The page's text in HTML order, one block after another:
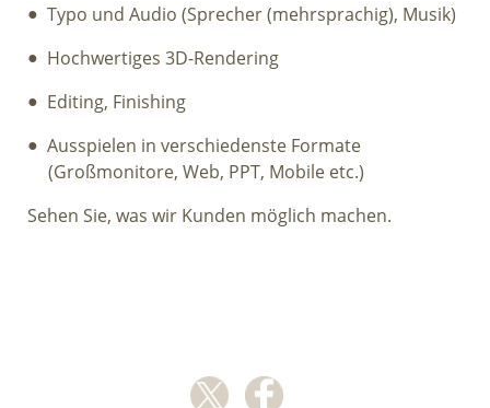
Typo und Audio (Sprecher (mehrsprachig), Musik)
Hochwertiges 3D-Rendering
Editing, Finishing
Ausspielen in verschiedenste Formate
(Großmonitore, Web, PPT, Mobile etc.)
Sehen Sie, was wir Kunden möglich machen.